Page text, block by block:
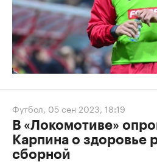
Футбол, 05 сен 2023, 18:19
В «Локомотиве»
Карпина о здоровье
сборной